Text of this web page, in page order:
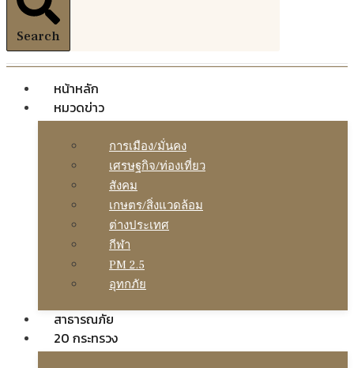
Search
หน้าหลัก
หมวดข่าว
การเมือง/มั่นคง
เศรษฐกิจ/ท่องเที่ยว
สังคม
เกษตร/สิ่งแวดล้อม
ต่างประเทศ
กีฬา
PM 2.5
อุทกภัย
สาธารณภัย
20 กระทรวง